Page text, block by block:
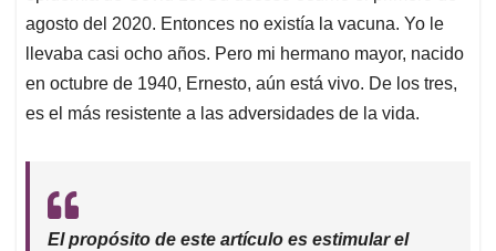
agosto del 2020. Entonces no existía la vacuna. Yo le
llevaba casi ocho años. Pero mi hermano mayor, nacido
en octubre de 1940, Ernesto, aún está vivo. De los tres,
es el más resistente a las adversidades de la vida.
El propósito de este artículo es estimular el